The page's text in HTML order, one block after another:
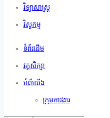
វិទ្យាសាស្ត្រ
វិស្វកម្ម
ទំព័រដើម
វគ្គសិក្សា
អំពីយើង
ក្រុមការងារ